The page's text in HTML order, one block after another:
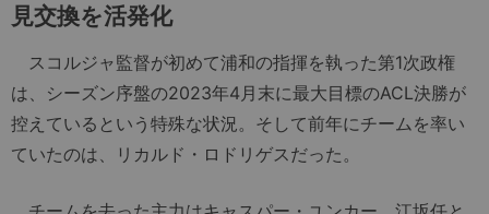
見交換を活発化
スコルジャ監督が初めて浦和の指揮を執った第1次政権
は、シーズン序盤の2023年4月末に最大目標のACL決勝が
控えているという特殊な状況。そして前年にチームを率い
ていたのは、リカルド・ロドリゲスだった。